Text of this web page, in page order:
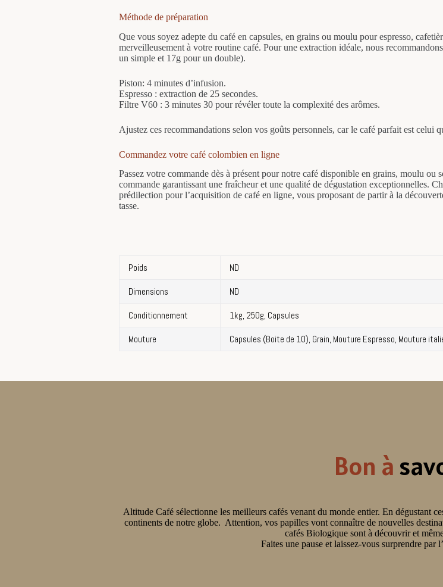
Méthode de préparation
Que vous soyez adepte du café en capsules, en grains ou moulu pour espresso,
merveilleusement à votre routine café. Pour une extraction idéale, nous
un simple et 17g pour un double).
Piston: 4 minutes d’infusion.
Espresso : extraction de 25 secondes.
Filtre V60 : 3 minutes 30 pour révéler toute la complexité des arômes.
Ajustez ces recommandations selon vos goûts personnels, car le café parfait est celui
Commandez votre café colombien en ligne
Passez votre commande dès à présent pour notre café disponible en grains, moulu ou
commande garantissant une fraîcheur et une qualité de dégustation exceptionnelles.
prédilection pour l’acquisition de café en ligne, vous proposant de partir à la
tasse.
Poids ND
Dimensions ND
Conditionnement 1kg, 250g, Capsules
Mouture Capsules (Boite de 10), Grain, Mouture Espresso, Mouture
Bon à
Altitude Café sélectionne les meilleurs cafés venant du monde entier. En dégustant
continents de notre globe. Attention, vos papilles vont connaître de nouvelles
cafés Biologique sont à découvrir et
Faites une pause et laissez-vous surprendre par